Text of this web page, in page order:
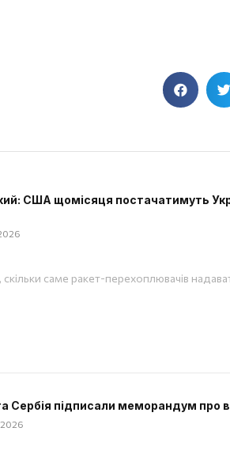
США щомісяця постачатимуть
саме ракет-перехоплювачів
Сербія підписали меморандум про